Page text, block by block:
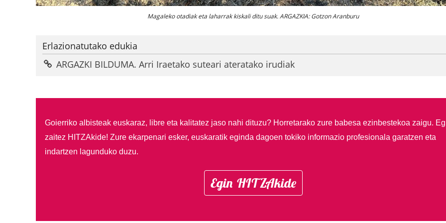
Magaleko otadiak eta laharrak kiskali ditu suak. ARGAZKIA: Gotzon Aranburu
Erlazionatutako edukia
ARGAZKI BILDUMA. Arri Iraetako suteari ateratako irudiak
Goierriko albisteak euskaraz, libre eta kalitatez jaso nahi dituzu? Horretarako zure babesa ezinbestekoa zaigu.
zaitez HITZAkide! Zure ekarpenari esker, euskaratik eginda dagoen tokiko informazio profesionala garatzen eta
indartzen lagunduko duzu.
Egin HITZAkide